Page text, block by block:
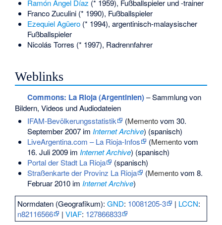
Ramón Ángel Díaz (* 1959), Fußballspieler und -trainer
Franco Zuculini(* 1990), Fußballspieler
Ezequiel Agüero(* 1994), argentinisch-malaysischer
Fußballspieler
Nicolás Torres (* 1997), Radrennfahrer
Weblinks
Commons: La Rioja (Argentinien)– Sammlung von
Bildern, Videos und Audiodateien
IFAM-Bevölkerungsstatistik
(Mementovom 30.
September 2007 im Internet Archive) (spanisch)
LiveArgentina.com – La Rioja-Infos
(Mementovom
16. Juli 2009 im Internet Archive) (spanisch)
Portal der Stadt La Rioja
(spanisch)
Straßenkarte der Provinz La Rioja
(Mementovom 8.
Februar 2010 im Internet Archive)
Normdaten (Geografikum):GND: 10081205-3 | LCCN:
n82116566
|VIAF: 127866833